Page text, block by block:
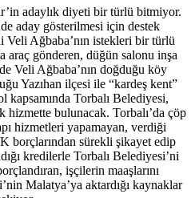
adaylık diyeti bir türlü bitmiyor.
aday gösterilmesi için destek
Ağbaba’nın istekleri bir türlü
araç gönderen, düğün salonu inşa
Veli Ağbaba’nın doğduğu köy
Yazıhan ilçesi ile “kardeş kent”
Torbalı Belediyesi,
hizmette bulunacak. Torbalı’da çöp
hizmetleri yapamayan, verdiği
borçlarından sürekli şikayet edip
kredilerle Torbalı Belediyesi’ni
işçilerin maaşlarını
Malatya’ya aktardığı kaynaklar